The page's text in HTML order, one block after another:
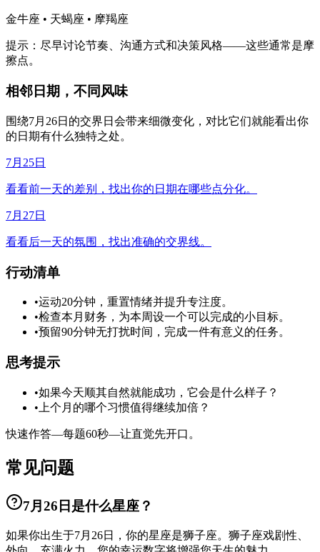
金牛座 • 天蝎座 • 摩羯座
提示：尽早讨论节奏、沟通方式和决策风格——这些通常是摩
擦点。
相邻日期，不同风味
围绕7月26日的交界日会带来细微变化，对比它们就能看出你
的日期有什么独特之处。
7月25日
看看前一天的差别，找出你的日期在哪些点分化。
7月27日
看看后一天的氛围，找出准确的交界线。
行动清单
•运动20分钟，重置情绪并提升专注度。
•检查本月财务，为本周设一个可以完成的小目标。
•预留90分钟无打扰时间，完成一件有意义的任务。
思考提示
•如果今天顺其自然就能成功，它会是什么样子？
• 上个月的哪个习惯值得继续加倍？
快速作答—每题60秒—让直觉先开口。
常见问题
7月26日是什么星座？
如果你出生于7月26日，你的星座是狮子座。狮子座戏剧性、